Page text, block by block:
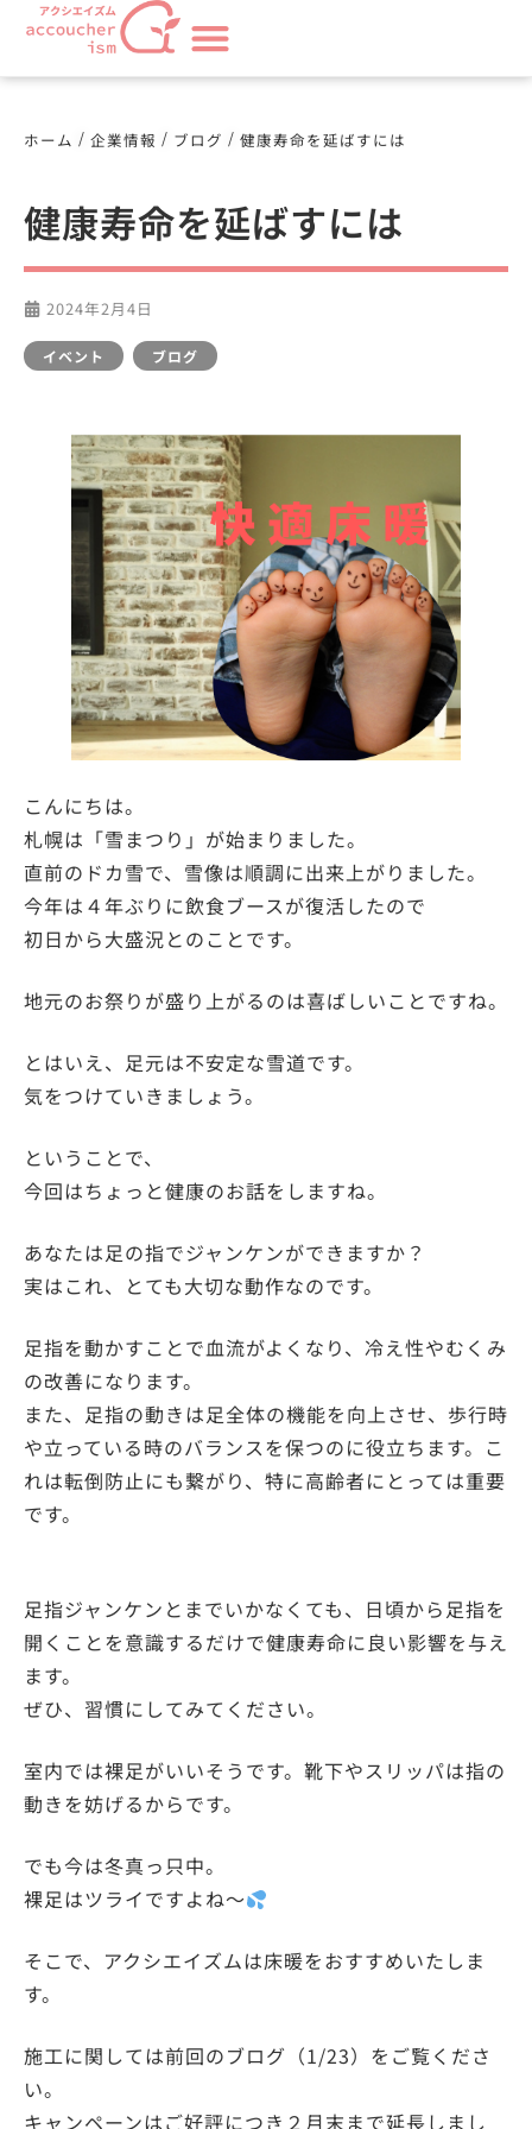
ホーム / 企業情報 / ブログ / 健康寿命を延ばすには
健康寿命を延ばすには
2024年2月4日
イベント ブログ
こんにちは。
札幌は「雪まつり」が始まりました。
直前のドカ雪で、雪像は順調に出来上がりました。
今年は４年ぶりに飲食ブースが復活したので
初日から大盛況とのことです。
地元のお祭りが盛り上がるのは喜ばしいことですね。
とはいえ、足元は不安定な雪道です。
気をつけていきましょう。
ということで、
今回はちょっと健康のお話をしますね。
あなたは足の指でジャンケンができますか？
実はこれ、とても大切な動作なのです。
足指を動かすことで血流がよくなり、冷え性やむくみ
の改善になります。
また、足指の動きは足全体の機能を向上させ、歩行時
や立っている時のバランスを保つのに役立ちます。こ
れは転倒防止にも繋がり、特に高齢者にとっては重要
です。
足指ジャンケンとまでいかなくても、日頃から足指を
開くことを意識するだけで健康寿命に良い影響を与え
ます。
ぜひ、習慣にしてみてください。
室内では裸足がいいそうです。靴下やスリッパは指の
動きを妨げるからです。
でも今は冬真っ只中。
裸足はツライですよね～
そこで、アクシエイズムは床暖をおすすめいたしま
す。
施工に関しては前回のブログ（1/23）をご覧くださ
い。
キャンペーンはご好評につき２月末まで延長しまし